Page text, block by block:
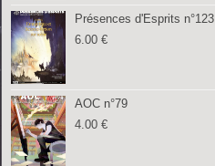
Présences d'Esprits n°123
6.00€
AOC n°79
4.00€